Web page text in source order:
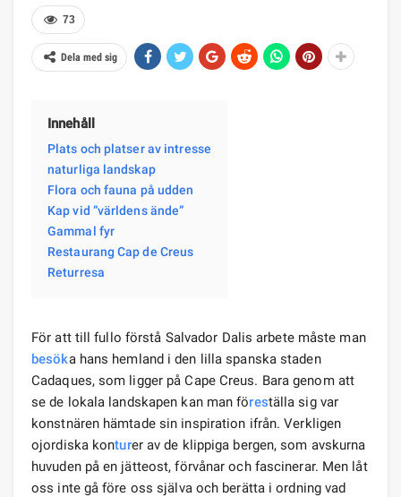
73
Dela med sig
Innehåll
Plats och platser av intresse
naturliga landskap
Flora och fauna på udden
Kap vid ”världens ände”
Gammal fyr
Restaurang Cap de Creus
Returresa
För att till fullo förstå Salvador Dalis arbete måste man
besöka hans hemland i den lilla spanska staden
Cadaques, som ligger på Cape Creus. Bara genom att
se de lokala landskapen kan man föreställa sig var
konstnären hämtade sin inspiration ifrån. Verkligen
ojordiska konturer av de klippiga bergen, som avskurna
huvuden på en jätteost, förvånar och fascinerar. Men låt
oss inte gå före oss själva och berätta i ordning vad